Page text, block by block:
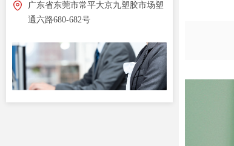
广东省东莞市常平大京九塑胶市场塑
通六路680-682号